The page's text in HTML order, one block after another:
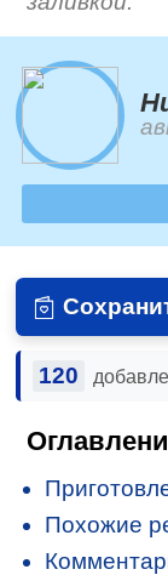
120
Похожие